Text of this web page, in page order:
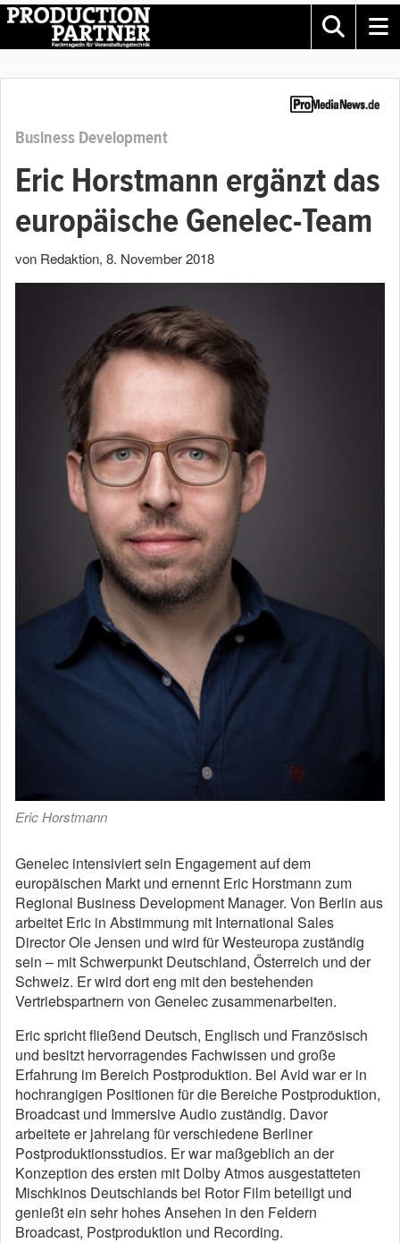
Business Development
Eric Horstmann ergänzt das
europäische Genelec-Team
von Redaktion, 8. November 2018
Eric Horstmann
Genelec intensiviert sein Engagement auf dem
europäischen Markt und ernennt Eric Horstmann zum
Regional Business Development Manager. Von Berlin aus
arbeitet Eric in Abstimmung mit International Sales
Director Ole Jensen und wird für Westeuropa zuständig
sein – mit Schwerpunkt Deutschland, Österreich und der
Schweiz. Er wird dort eng mit den bestehenden
Vertriebspartnern von Genelec zusammenarbeiten.
Eric spricht fließend Deutsch, Englisch und Französisch
und besitzt hervorragendes Fachwissen und große
Erfahrung im Bereich Postproduktion. Bei Avid war er in
hochrangigen Positionen für die Bereiche Postproduktion,
Broadcast und Immersive Audio zuständig. Davor
arbeitete er jahrelang für verschiedene Berliner
Postproduktionsstudios. Er war maßgeblich an der
Konzeption des ersten mit Dolby Atmos ausgestatteten
Mischkinos Deutschlands bei Rotor Film beteiligt und
genießt ein sehr hohes Ansehen in den Feldern
Broadcast, Postproduktion und Recording.